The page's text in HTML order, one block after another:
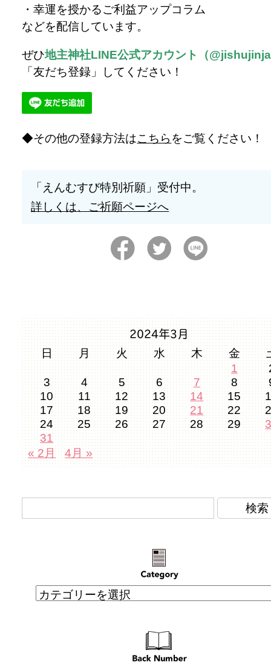
・幸運を授かるご利益アップコラム
などを配信しています。
ぜひ地主神社LINE公式アカウント（
「友だち登録」してください！
その他の登録方法はこちら をご覧ください！
「えんむすび特別祈願」受付中。
詳しくは、ご祈願ページへ
2024年3月
日 月 火 水 木 金
1
3
4 5 6 7 8
10
11 12 13 14 15
17
18 19 20 21 22
24
25 26 27 28 29
31
« 2月
4月 »